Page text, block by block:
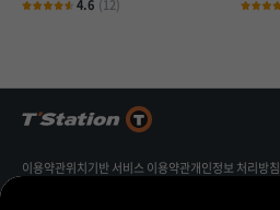
4.6 (12)
이용약관위치기반 서비스 이용약관개인정보 처리방침